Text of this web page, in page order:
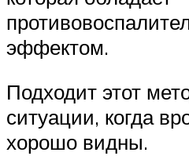
эффектом.
Подходит этот
ситуации, когда
хорошо видны.